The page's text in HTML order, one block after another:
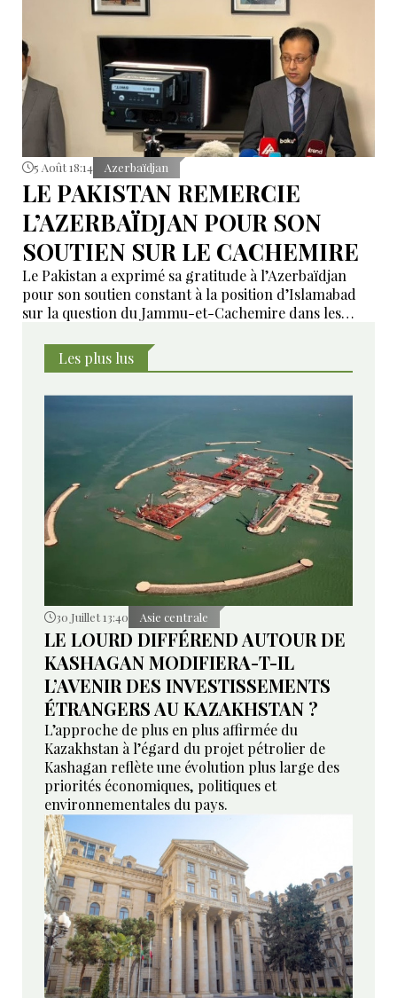
5 Août 18:14 Azerbaïdjan
LE PAKISTAN REMERCIE
L’AZERBAÏDJAN POUR SON
SOUTIEN SUR LE CACHEMIRE
Le Pakistan a exprimé sa gratitude à l’Azerbaïdjan
pour son soutien constant à la position d’Islamabad
sur la question du Jammu-et-Cachemire dans les
Les plus lus
30 Juillet 13:40 Asie centrale
LE LOURD DIFFÉREND AUTOUR DE
KASHAGAN MODIFIERA-T-IL
L’AVENIR DES INVESTISSEMENTS
ÉTRANGERS AU KAZAKHSTAN ?
L’approche de plus en plus affirmée du
Kazakhstan à l’égard du projet pétrolier de
Kashagan reflète une évolution plus large des
priorités économiques, politiques et
environnementales du pays.